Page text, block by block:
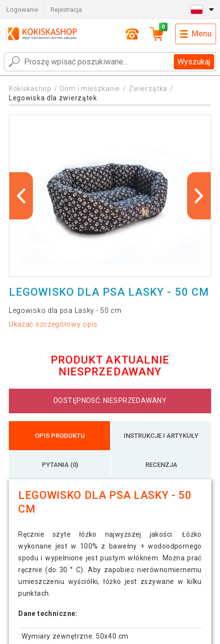
Logowanie Rejestracja
Wyszukaj
0
Menu
Kokiskashop Dom i mieszkanie
Zwierzątka
Legowiska dla zwierzątek
LEGOWISKO DLA PSA LASKY - 50 CM
Legowisko dla psa Lasky - 50 cm
Ukazać szczegółowy opis
PRODUKT AKTUALNIE
NIESPRZEDAWANY
DOSTĘPNOŚĆ: NIESPRZEDAWANY
OPIS PRODUKTU INSTRUKCJE I ARTYKUŁY
PYTANIA (0) RECENZJA
LEGOWISKO DLA PSA LASKY - 50
CM
Ręcznie szyte łóżko najwyższej jakości. Łóżko
wykonane jest w 100% z bawełny + wodoodpornego
spodu i wypełnione jest pustym włóknem. Można prać
ręcznie (do 30 ° C). Aby zapobiec nierównomiernemu
umieszczeniu wyściółki, łóżko jest zszywane w kilku
punktach.
Dane techniczne:
Wymiary zewnętrzne: 50x40 cm